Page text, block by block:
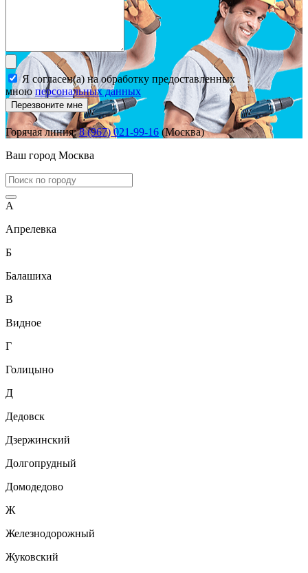
Я согласен(а) на обработку предоставленных
мною персональных данных
Перезвоните мне
Горячая линия:8 (967) 021-99-16 (Москва)
Ваш город Москва
А
Апрелевка
Б
Балашиха
В
Видное
Г
Голицыно
Д
Дедовск
Дзержинский
Долгопрудный
Домодедово
Ж
Железнодорожный
Жуковский